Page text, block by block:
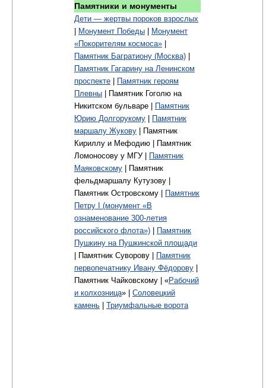
Памятники и монументы
Дети — жертвы пороков взрослых
| Монумент Победы | Монумент
«Покорителям космоса» |
Памятник Багратиону (Москва) |
Памятник Гагарину на Ленинском
проспекте | Памятник героям
Плевны | Памятник Гоголю на
Никитском бульваре | Памятник
Юрию Долгорукому | Памятник
маршалу Жукову | Памятник
Кириллу и Мефодию | Памятник
Ломоносову у МГУ | Памятник
Маяковскому | Памятник
фельдмаршалу Кутузову |
Памятник Островскому | Памятник
Петру I (монумент «В
ознаменование 300-летия
российского флота») | Памятник
Пушкину на Пушкинской площади
| Памятник Суворову | Памятник
первопечатнику Ивану Фёдорову |
Памятник Чайковскому | «Рабочий
и колхозница» | Соловецкий
камень | Триумфальные ворота